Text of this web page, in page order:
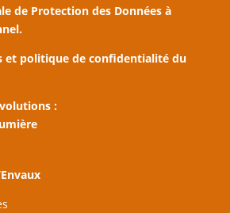
de Protection des Données à
et politique de confidentialité du
: